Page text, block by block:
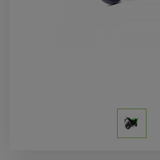
ACCESSOIRES ANODISES POUR QUAD
BOUCHON DE RÉSERVOIR QUAD